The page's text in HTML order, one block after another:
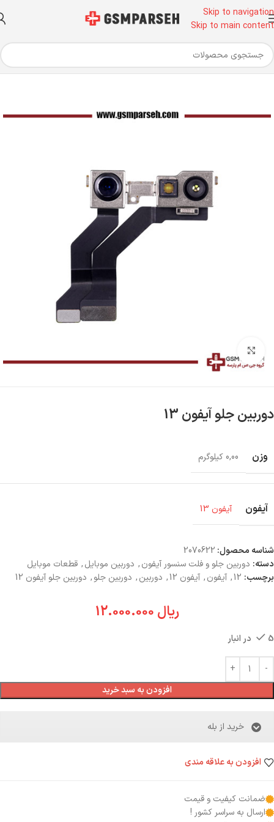
Skip to navigation
Skip to main content
خانه قطعات موبایل فلت دوربین جلو و فلت سنسور آیفون
بزرگنمایی تصویر
دوربین جلو آیفون 13
وزن 0,00 کیلوگرم
آیفون آیفون 13
شناسه محصول: 2070622
دسته: دوربین جلو و فلت سنسور آیفون, دوربین موبایل, قطعات موبایل
برچسب: 12
, آیفون, آیفون 12 , دوربین, دوربین جلو, دوربین جلو آیفون 12
ریال
5 در انبار
افزودن به سبد خرید
خرید از بله
افزودن به علاقه مندی
ضمانت کیفیت و قیمت
ارسال به سراسر کشور !